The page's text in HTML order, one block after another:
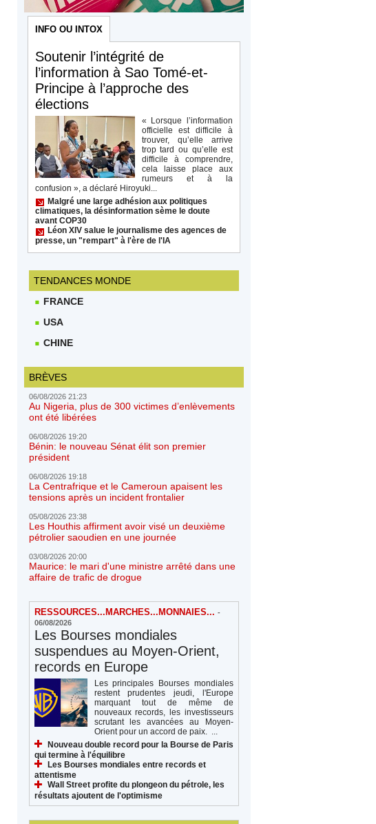
INFO OU INTOX
Soutenir l’intégrité de
l’information à Sao Tomé-et-
Principe à l’approche des
élections
« Lorsque l’information
officielle est difficile à
trouver, qu’elle arrive
trop tard ou qu’elle est
difficile à comprendre,
cela laisse place aux
rumeurs et à la
confusion », a déclaré Hiroyuki...
Malgré une large adhésion aux politiques
climatiques, la désinformation sème le doute
avant COP30
Léon XIV salue le journalisme des agences de
presse, un "rempart" à l'ère de l'IA
TENDANCES MONDE
FRANCE
USA
CHINE
BRÈVES
06/08/2026 21:23
Au Nigeria, plus de 300 victimes d’enlèvements
ont été libérées
06/08/2026 19:20
Bénin: le nouveau Sénat élit son premier
président
06/08/2026 19:18
La Centrafrique et le Cameroun apaisent les
tensions après un incident frontalier
05/08/2026 23:38
Les Houthis affirment avoir visé un deuxième
pétrolier saoudien en une journée
03/08/2026 20:00
Maurice: le mari d'une ministre arrêté dans une
affaire de trafic de drogue
RESSOURCES...MARCHES...MONNAIES... -
06/08/2026
Les Bourses mondiales
suspendues au Moyen-Orient,
records en Europe
Les principales Bourses mondiales
restent prudentes jeudi, l'Europe
marquant tout de même de
nouveaux records, les investisseurs
scrutant les avancées au Moyen-
Orient pour un accord de paix. ...
Nouveau double record pour la Bourse de Paris
qui termine à l'équilibre
Les Bourses mondiales entre records et
attentisme
Wall Street profite du plongeon du pétrole, les
résultats ajoutent de l'optimisme